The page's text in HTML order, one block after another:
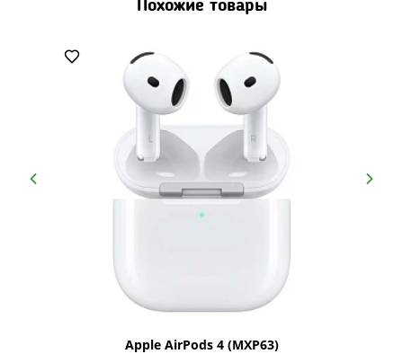
Похожие товары
Apple AirPods 4 (MXP63)